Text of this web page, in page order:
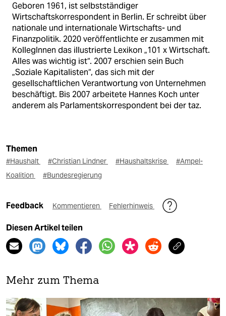
Geboren 1961, ist selbstständiger
Wirtschaftskorrespondent in Berlin. Er schreibt über
nationale und internationale Wirtschafts- und
Finanzpolitik. 2020 veröffentlichte er zusammen mit
KollegInnen das illustrierte Lexikon „101 x Wirtschaft.
Alles was wichtig ist“. 2007 erschien sein Buch
„Soziale Kapitalisten“, das sich mit der
gesellschaftlichen Verantwortung von Unternehmen
beschäftigt. Bis 2007 arbeitete Hannes Koch unter
anderem als Parlamentskorrespondent bei der taz.
Themen
#Haushalt #Christian Lindner #Haushaltskrise
#Ampel-
Koalition
#Bundesregierung
Feedback Kommentieren Fehlerhinweis
Diesen Artikel teilen
Mehr zum Thema